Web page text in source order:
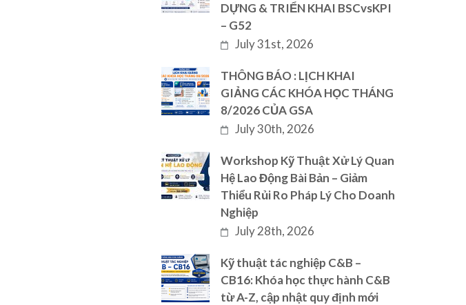
DỰNG & TRIỂN KHAI BSCvsKPI
– G52
July 31st, 2026
THÔNG BÁO : LỊCH KHAI
GIẢNG CÁC KHÓA HỌC THÁNG
8/2026 CỦA GSA
July 30th, 2026
Workshop Kỹ Thuật Xử Lý Quan
Hệ Lao Động Bài Bản – Giảm
Thiểu Rủi Ro Pháp Lý Cho Doanh
Nghiệp
July 28th, 2026
Kỹ thuật tác nghiệp C&B –
CB16: Khóa học thực hành C&B
từ A-Z, cập nhật quy định mới